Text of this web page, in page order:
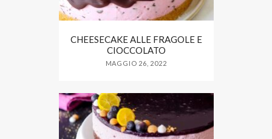
CHEESECAKE ALLE FRAGOLE E
CIOCCOLATO
MAGGIO 26, 2022